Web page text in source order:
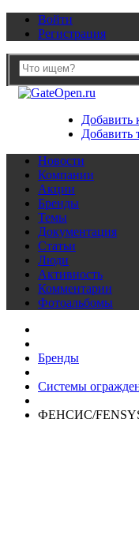
Войти
Регистрация
Добавить
Добавить
Новости
Компании
Акции
Бренды
Темы
Документация
Статьи
Люди
Активность
Комментарии
Фотоальбомы
Бренды
Системы
ФЕНСИС/